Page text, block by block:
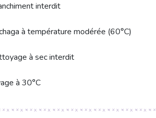
interdit
à température modérée (60°C)
à sec interdit
à 30°C